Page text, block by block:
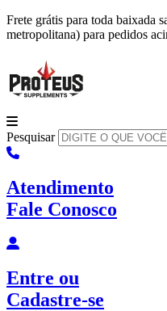
Ir
para
conteúdo
Frete grátis para toda baixada
metropolitana) para pedidos
Pesquisar
Atendimento
Fale Conosco
Entre ou
Cadastre-se